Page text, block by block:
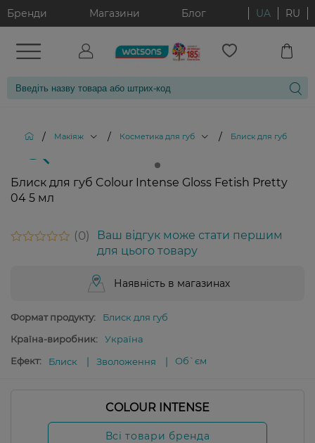
Бренди Магазини Блог UA RU
/ Макіяж / Косметика для губ / Блиск для губ
Блиск для губ Colour Intense Gloss Fetish Pretty
04 5 мл
0
Ваш відгук може стати першим
для цього товару
Наявність в магазинах
Формат продукту:
Блиск для губ
Країна-виробник:
Україна
Ефект:
Блиск Зволоження Об`єм
COLOUR INTENSE
Всі товари бренда